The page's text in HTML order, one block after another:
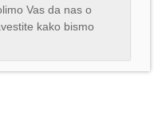
Vas da nas o
kako bismo